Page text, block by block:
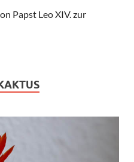
Papst Leo XIV. zur